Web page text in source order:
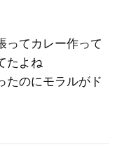
ってカレー作って
たよね
たのにモラルがド